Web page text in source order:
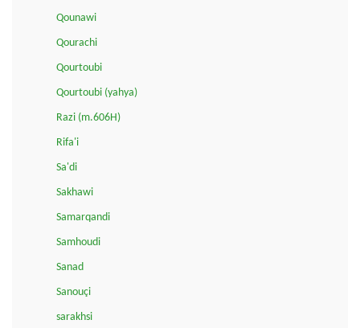
Qounawi
Qourachi
Qourtoubi
Qourtoubi (yahya)
Razi (m.606H)
Rifa'i
Sa'di
Sakhawi
Samarqandi
Samhoudi
Sanad
Sanouçi
sarakhsi